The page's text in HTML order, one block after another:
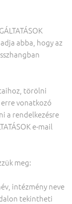
abba, hogy az
törölni
vonatkozó
a rendelkezésre
e-mail
meg:
intézmény neve
tekintheti